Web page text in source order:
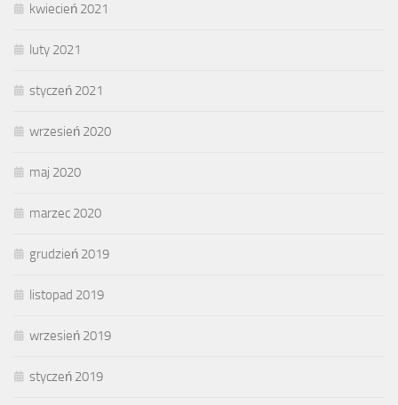
kwiecień 2021
luty 2021
styczeń 2021
wrzesień 2020
maj 2020
marzec 2020
grudzień 2019
listopad 2019
wrzesień 2019
styczeń 2019